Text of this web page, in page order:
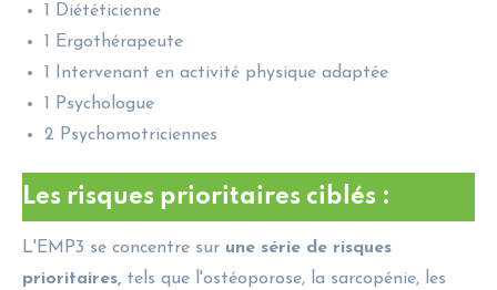
1 Diététicienne
1 Ergothérapeute
1 Intervenant en activité physique adaptée
1 Psychologue
2 Psychomotriciennes
Les risques prioritaires ciblés :
L'EMP3 se concentre sur une série de risques
prioritaires, tels que l'ostéoporose, la sarcopénie, les